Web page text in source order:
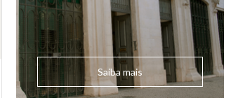
Saiba mais